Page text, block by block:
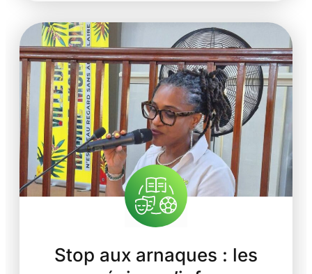
Stop aux arnaques : les